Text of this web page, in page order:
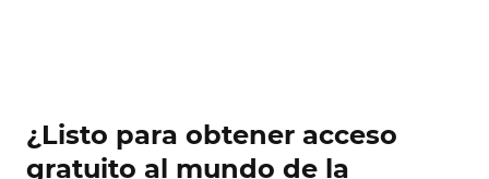
¿Listo para obtener acceso
gratuito al mundo de la